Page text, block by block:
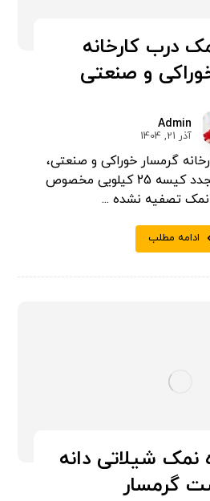
درب کارخانه
و صنعتی
Admin
آذر 21, 1404
گرمسار خوراکی و صنعتی،
نمک خوراکی تبلور مجدد کیسه 25 کیلویی مخصوص
نمک تصفیه نشده ...
ادامه مطلب
نمک شیلاتی دانه
گرمسار